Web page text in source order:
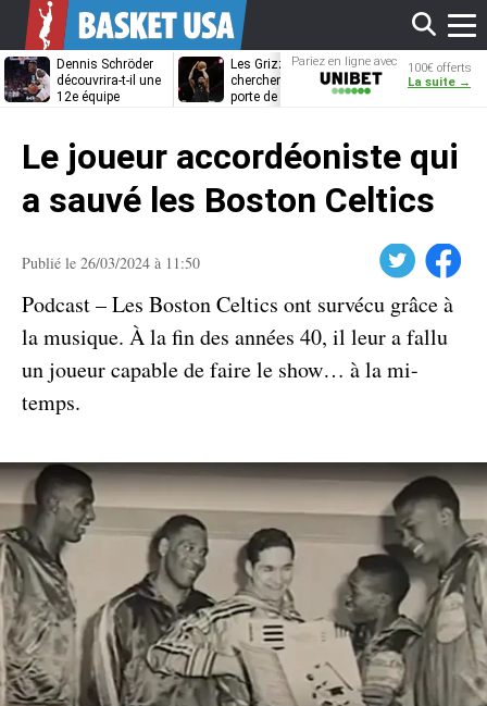
Dennis Schröder
découvrira-t-il une
12e équipe
Les Grizzlies
cherchent déjà une
porte de sortie
Dwane Casey
bientôt coach
Pariez en ligne avec
Unibet
100€ offerts
La suite →
Le joueur accordéoniste qui
a sauvé les Boston Celtics
Publié le 26/03/2024 à 11:50 Facebook
Podcast – Les Boston Celtics ont survécu grâce à
la musique. À la fin des années 40, il leur a fallu
un joueur capable de faire le show… à la mi-
temps.